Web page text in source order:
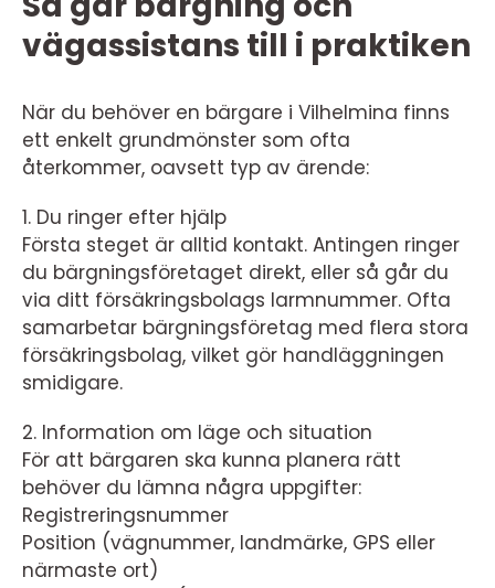
vägassistans till i praktiken
När du behöver en bärgare i Vilhelmina finns
ett enkelt grundmönster som ofta
återkommer, oavsett typ av ärende:
1. Du ringer efter hjälp
Första steget är alltid kontakt. Antingen ringer
du bärgningsföretaget direkt, eller så går du
via ditt försäkringsbolags larmnummer. Ofta
samarbetar bärgningsföretag med flera stora
försäkringsbolag, vilket gör handläggningen
smidigare.
2. Information om läge och situation
För att bärgaren ska kunna planera rätt
behöver du lämna några uppgifter:
Registreringsnummer
Position (vägnummer, landmärke, GPS eller
närmaste ort)